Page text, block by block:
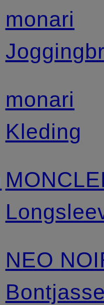
monari
monari
Kleding
NEO